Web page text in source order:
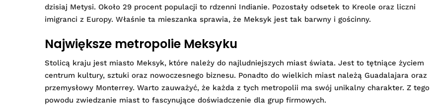
dzisiaj Metysi. Około 29 procent populacji to rdzenni Indianie. Pozostały odsetek to Kreole oraz liczni
imigranci z Europy. Właśnie ta mieszanka sprawia, że Meksyk jest tak barwny i gościnny.
Największe metropolie Meksyku
Stolicą kraju jest miasto Meksyk, które należy do najludniejszych miast świata. Jest to tętniące życiem
centrum kultury, sztuki oraz nowoczesnego biznesu. Ponadto do wielkich miast należą Guadalajara oraz
przemysłowy Monterrey. Warto zauważyć, że każda z tych metropolii ma swój unikalny charakter. Z tego
powodu zwiedzanie miast to fascynujące doświadczenie dla grup firmowych.